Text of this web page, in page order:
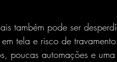
também pode ser
tela e risco de
poucas automações e